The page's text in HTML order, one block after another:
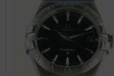
Lemans